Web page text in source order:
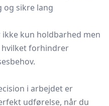
sikre lang
kun holdbarhed men
forhindrer
i arbejdet er
udførelse, når du